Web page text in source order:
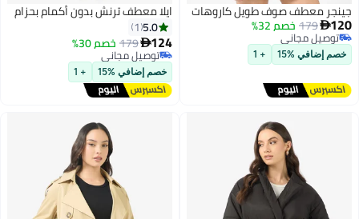
جينجر معطف صوف طويل كاروهات
120
179 خصم 32%
توصيل مجاني
توصيل مجاني
خصم إضافي %15 + 1
ايلا معطف ترنش بدون أكمام بحزام
5.0
1
124
179 خصم 30%
توصيل مجاني
توصيل مجاني
خصم إضافي %15 + 1